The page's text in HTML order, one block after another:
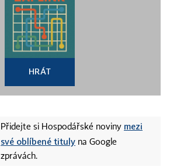
HRÁT
Přidejte si Hospodářské noviny mezi
své oblíbené tituly na Google
zprávách.